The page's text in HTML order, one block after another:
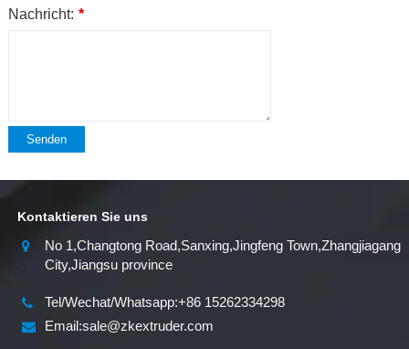
Nachricht: *
Senden
Kontaktieren Sie uns
No 1,Changtong Road,Sanxing,Jingfeng Town,Zhangjiagang
City,Jiangsu province
Tel/Wechat/Whatsapp:+86 15262334298
Email:sale@zkextruder.com